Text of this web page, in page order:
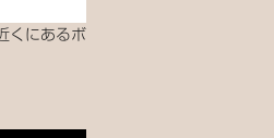
くにあるボ